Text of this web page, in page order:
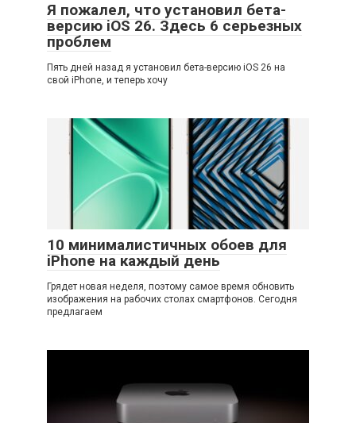
Я пожалел, что установил бета-
версию iOS 26. Здесь 6 серьезных
проблем
Пять дней назад я установил бета-версию iOS 26 на
свой iPhone, и теперь хочу
10 минималистичных обоев для
iPhone на каждый день
Грядет новая неделя, поэтому самое время обновить
изображения на рабочих столах смартфонов. Сегодня
предлагаем